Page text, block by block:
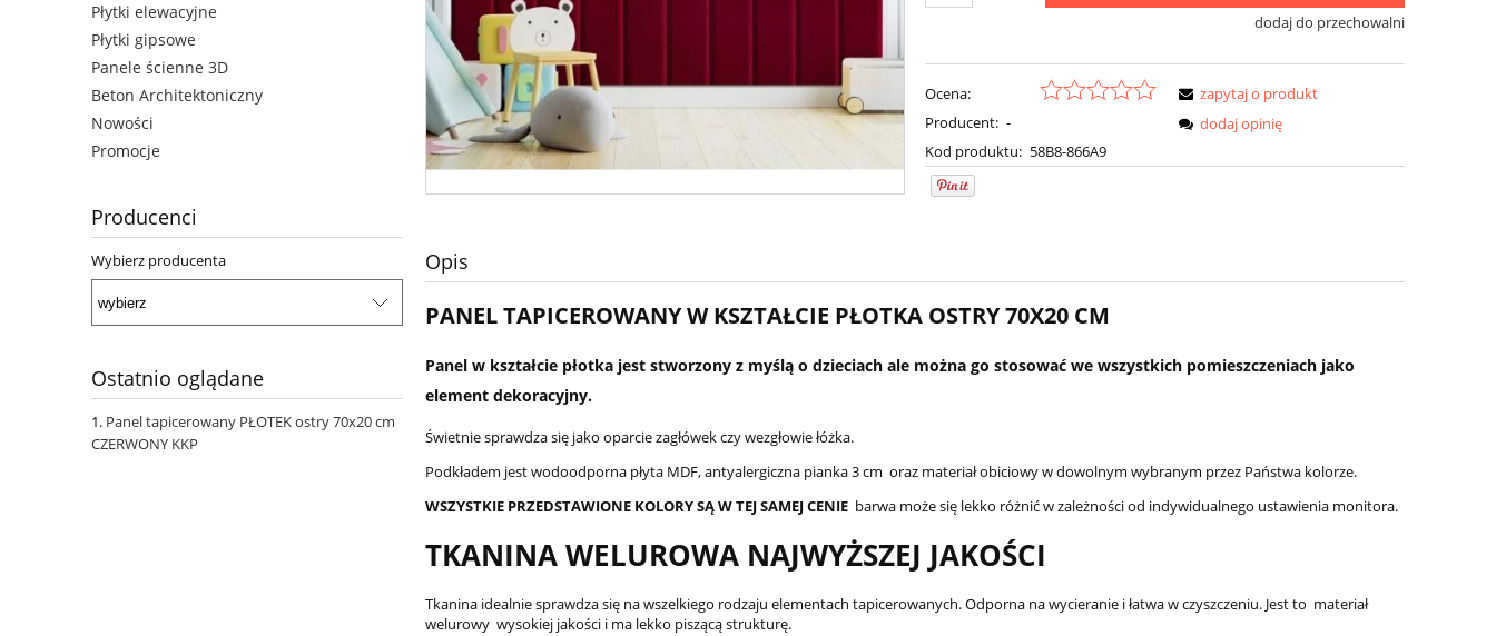
Płytki elewacyjne
Płytki gipsowe
Panele ścienne 3D
Beton Architektoniczny
Nowości
Promocje
Producenci
Wybierz producenta
Ostatnio oglądane
Panel tapicerowany PŁOTEK ostry 70x20 cm
CZERWONY KKP
dodaj do przechowalni
Ocena:
Producent: -
Kod produktu: 58B8-866A9
zapytaj o produkt
dodaj opinię
Opis
PANEL TAPICEROWANY W KSZTAŁCIE PŁOTKA OSTRY 70X20 CM
Panel w kształcie płotka jest stworzony z myślą o dzieciach ale można go stosować we wszystkich pomieszczeniach jako
element dekoracyjny.
Świetnie sprawdza się jako oparcie zagłówek czy wezgłowie łóżka.
Podkładem jest wodoodporna płyta MDF, antyalergiczna pianka 3 cm oraz materiał obiciowy w dowolnym wybranym przez Państwa kolorze.
WSZYSTKIE PRZEDSTAWIONE KOLORY SĄ W TEJ SAMEJ CENIE barwa może się lekko różnić w zależności od indywidualnego ustawienia monitora.
TKANINA WELUROWA NAJWYŻSZEJ JAKOŚCI
Tkanina idealnie sprawdza się na wszelkiego rodzaju elementach tapicerowanych. Odporna na wycieranie i łatwa w czyszczeniu. Jest to materiał
welurowy wysokiej jakości i ma lekko piszącą strukturę.